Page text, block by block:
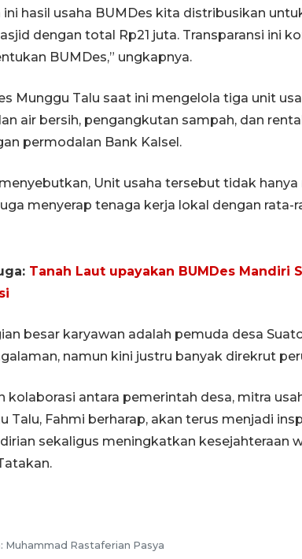
ini hasil usaha BUMDes kita distribusikan
dengan total Rp21 juta. Transparansi ini
BUMDes,” ungkapnya.
Munggu Talu saat ini mengelola tiga unit
air bersih, pengangkutan sampah, dan
permodalan Bank Kalsel.
Unit usaha tersebut tidak
menyerap tenaga kerja lokal dengan rata-
Tanah Laut upayakan BUMDes
besar karyawan adalah pemuda desa
namun kini justru banyak direkrut
kolaborasi antara pemerintah desa, mitra
Talu, Fahmi berharap, akan terus menjadi
sekaligus meningkatkan kesejahteraan
Muhammad Rastaferian Pasya